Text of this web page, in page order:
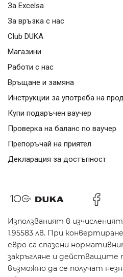
За Excelsa
За връзка с нас
Club DUKA
Магазини
Работи с нас
Връщане и замяна
Инструкции за употреба на
Купи подаръчен ваучер
Проверка на баланс по ваучер
Препоръчай на приятел
Декларация за достъпност
Използваният в
1.95583 лв. При
евро са спазени
закръгляне и действащите
възможно да се получат